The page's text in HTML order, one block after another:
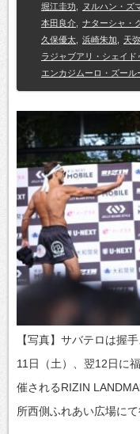
堀江圭功
ヌルハン・ズ
本田良介
ナターシャ・
久保優太
浜崎朱加 天弥
ラジャブアリ・シェイド
エンカジムーロ・ズール
【写真】サバテロは握
11日（土）、翌12日に
催されるRIZIN
所西側ふれあい広場に